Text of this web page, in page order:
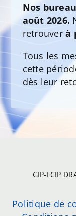
Nos
août 2026.
retrouverà
Tous les
cette
dès leur
GIP-FCIP
Politique de